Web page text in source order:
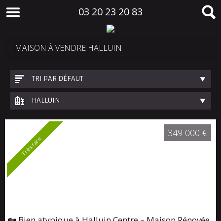
03 20 23 20 83
MAISON À VENDRE HALLUIN
TRI PAR DÉFAUT
HALLUIN
Très rare
349 000 €